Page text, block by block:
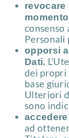
Personali
opporsi
Dati.
dei propri
base
Ulteriori
sono
ad